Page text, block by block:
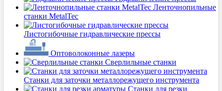
Ленточнопильные
станки MetalTec
Листогибочные гидравлические прессы
Оптоволоконные лазеры
Сверлильные станки
Станки для заточки металлорежущего инструмента
Станки для резки